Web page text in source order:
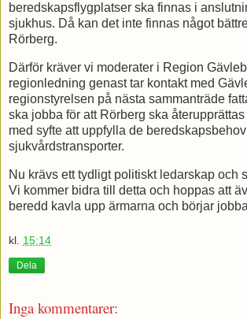
beredskapsflygplatser ska finnas i
sjukhus. Då kan det inte finnas något
Rörberg.
Därför kräver vi moderater i Region
regionledning genast tar kontakt med
regionstyrelsen på nästa sammanträde
ska jobba för att Rörberg ska
med syfte att uppfylla de
sjukvårdstransporter.
Nu krävs ett tydligt politiskt ledarskap och
Vi kommer bidra till detta och hoppas att
beredd kavla upp ärmarna och börjar
kl. 15:14
Dela
Inga kommentarer: